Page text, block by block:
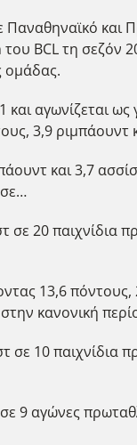
Παναθηναϊκό
BCL τη
ομάδας.
αγωνίζεται
3,9 ριμπάουντ
και 3,7
20 παιχνίδια
13,6
κανονική
10 παιχνίδια
9 αγώνες